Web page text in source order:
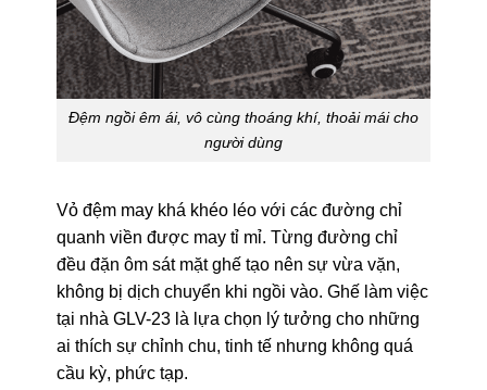
Đệm ngồi êm ái, vô cùng thoáng khí, thoải mái cho
người dùng
Vỏ đệm may khá khéo léo với các đường chỉ
quanh viền được may tỉ mỉ. Từng đường chỉ
đều đặn ôm sát mặt ghế tạo nên sự vừa vặn,
không bị dịch chuyển khi ngồi vào. Ghế làm việc
tại nhà GLV-23 là lựa chọn lý tưởng cho những
ai thích sự chỉnh chu, tinh tế nhưng không quá
cầu kỳ, phức tạp.